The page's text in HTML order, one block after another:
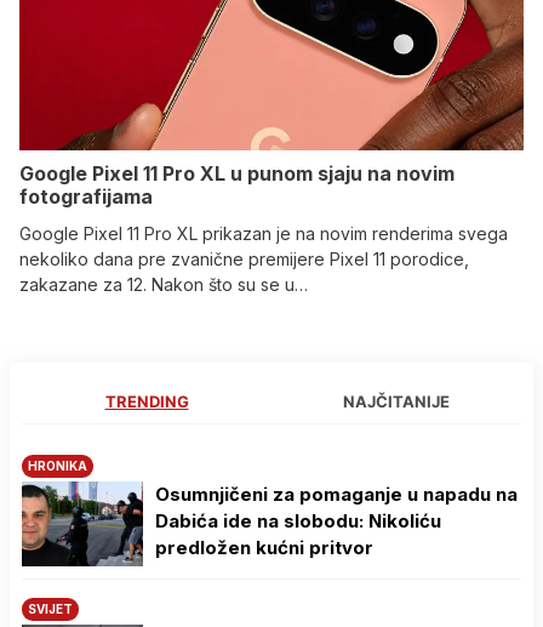
Google Pixel 11 Pro XL u punom sjaju na novim
fotografijama
Google Pixel 11 Pro XL prikazan je na novim renderima svega
nekoliko dana pre zvanične premijere Pixel 11 porodice,
zakazane za 12. Nakon što su se u…
TRENDING NAJČITANIJE
HRONIKA
Osumnjičeni za pomaganje u napadu na
Dabića ide na slobodu: Nikoliću
predložen kućni pritvor
SVIJET